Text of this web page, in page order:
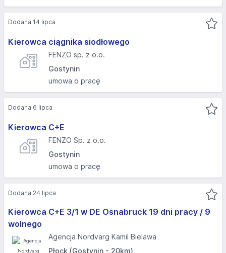
Kierowca ciągnika siodłowego
FENZO sp. z o.o.
Gostynin
umowa o pracę
Dodana 14 lipca
Kierowca C+E
FENZO Sp. z o.o.
Gostynin
umowa o pracę
Dodana 6 lipca
Kierowca C+E 3/1 w DE Osnabruck 19 dni pracy / 9
wolnego
Agencja Nordvarg Kamil Bielawa
Płock (Gostynin - 20km)
Dodana 24 lipca